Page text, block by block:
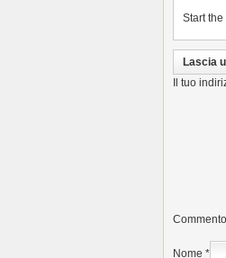
Start
Lascia
Il tuo
Commento
Nome *